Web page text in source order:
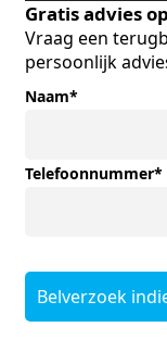
Gratis advies
Vraag een
persoonlijk
Naam*
Telefoonnummer*
Belverzoek